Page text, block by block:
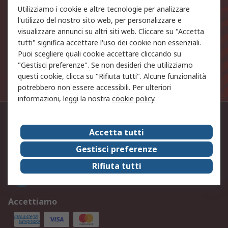
prodotto e sulle nostre offerte!
Indirizzo email
Iscriviti
I dati personali forniti saranno trattati in linea con la
nostraPolitica sulla Privacy.
02.66.058.1
Seguici
Accettiamo
Utilizziamo i cookie e altre tecnologie per analizzare
l'utilizzo del nostro sito web, per personalizzare e
visualizzare annunci su altri siti web. Cliccare su "Accetta
tutti" significa accettare l'uso dei cookie non essenziali.
Puoi scegliere quali cookie accettare cliccando su
"Gestisci preferenze". Se non desideri che utilizziamo
questi cookie, clicca su "Rifiuta tutti". Alcune funzionalità
potrebbero non essere accessibili. Per ulteriori
informazioni, leggi la nostra cookie policy.
Accetta tutti
Gestisci preferenze
Rifiuta tutti